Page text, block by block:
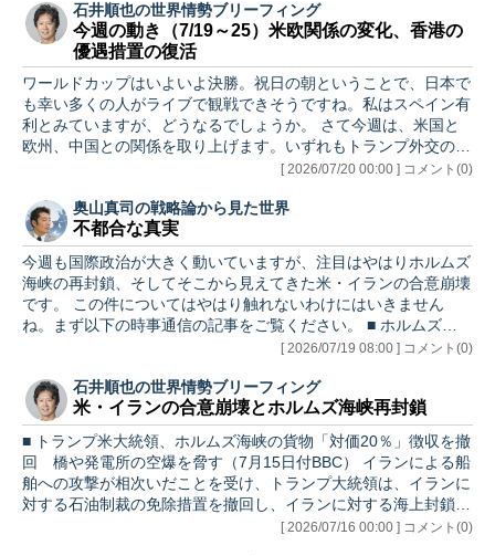
ローグ この3連休から夏休み、という方も
多いのかもしれませんが、なんとなく夏休
みムードが漂うのはマーケットも同じ。し
かしそんな中、最近何かとお騒がせの韓国
市場にも動きがあり、これが連休明けの日
本市場にも影響がゼロではないと思われ、
抑えておきたい。また、ウォーシュFRB議
長の議会証言デビ…
石井順也の世界情勢ブリーフィング
今週の動き（7/19～25）米欧関係の変化、香港の
優遇措置の復活
ワールドカップはいよいよ決勝。祝日の朝ということで、日本で
も幸い多くの人がライブで観戦できそうですね。私はスペイン有
利とみていますが、どうなるでしょうか。 さて今週は、米国と
欧州、中国との関係を取り上げます。いずれもトランプ外交の変
化を示す重要なテーマです。イランについては、本メルマガが配
能性がありますが、その状況も見つつ、今週も追って別稿で解説
する予定です。 【目次】 １．先週の動き （１）米欧関係の変化
（２）香港の優遇措置の復活 ２．今週の動き ３．近況報告 ４．
あとがき ＊＊＊＊＊＊＊＊＊＊＊ 先週の動き ＊＊＊＊＊＊＊…
[ 2026/07/20 00:00 ] コメント(0)
奥山真司の戦略論から見た世界
不都合な真実
今週も国際政治が大きく動いていますが、注目はやはりホルムズ
海峡の再封鎖、そしてそこから見えてきた米・イランの合意崩壊
です。 この件についてはやはり触れないわけにはいきません
ね。まず以下の時事通信の記事をご覧ください。 ■ ホルムズ封鎖
「核より強力」 イラン、対米強硬姿勢崩さず（7/17 時事通
器より強力な武器』と認識した」という分析です。これは本メル
マガでも繰り返し述べてきたことですが、シカゴ大学のロバー
ト・ペイプ教授が提示する「エスカレーション・トラップ」の枠
組みでいえば、米軍が最初に大規模な攻撃を仕掛ける「第一ステ
ージ」の後に…
[ 2026/07/19 08:00 ] コメント(0)
石井順也の世界情勢ブリーフィング
米・イランの合意崩壊とホルムズ海峡再封鎖
■ トランプ米大統領、ホルムズ海峡の貨物「対価20％」徴収を撤
回 橋や発電所の空爆を脅す（7月15日付BBC） イランによる船
舶への攻撃が相次いだことを受け、トランプ大統領は、イランに
対する石油制裁の免除措置を撤回し、イランに対する海上封鎖を
[ 2026/07/16 00:00 ] コメント(0)